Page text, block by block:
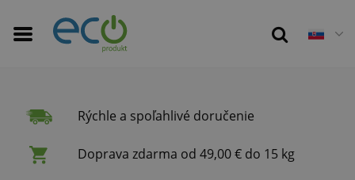
Rýchle a spoľahlivé doručenie
Doprava zdarma od 49,00 € do 15 kg